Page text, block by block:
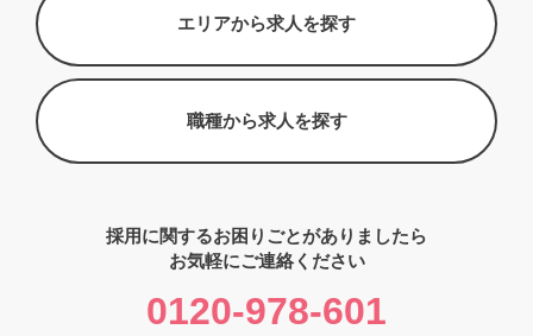
エリアから求人を探す
職種から求人を探す
採用に関するお困りごとがありましたら
お気軽にご連絡ください
0120-978-601